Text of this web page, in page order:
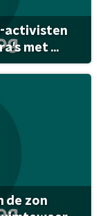
activisten
met ...
de zon